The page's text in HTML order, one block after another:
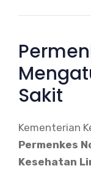
Sakit
Kementerian
Permenkes
Kesehatan